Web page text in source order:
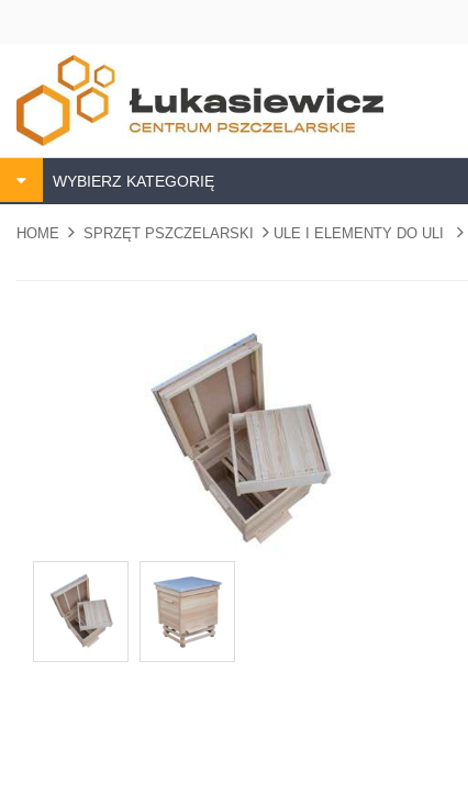
WYBIERZ KATEGORIĘ
HOME SPRZĘT PSZCZELARSKI ULE I ELEMENTY DO ULI